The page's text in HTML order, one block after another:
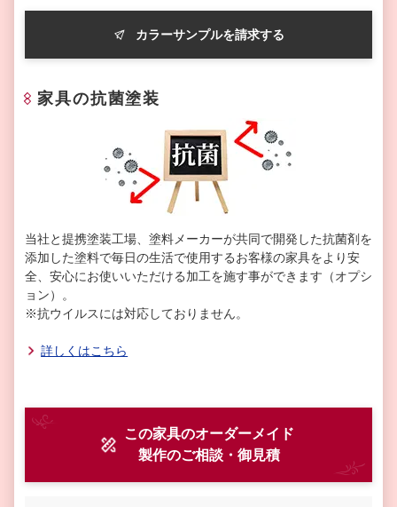
カラーサンプルを請求する
家具の抗菌塗装
当社と提携塗装工場、塗料メーカーが共同で開発した抗菌剤を
添加した塗料で毎日の生活で使用するお客様の家具をより安
全、安心にお使いいただける加工を施す事ができます（オプシ
ョン）。
※抗ウイルスには対応しておりません。
詳しくはこちら
この家具のオーダーメイド
製作のご相談・御見積